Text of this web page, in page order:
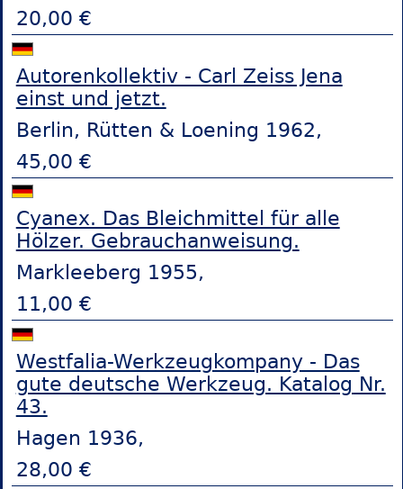
20,00 €
Autorenkollektiv - Carl Zeiss Jena
einst und jetzt.
Berlin, Rütten & Loening 1962,
45,00 €
Cyanex. Das Bleichmittel für alle
Hölzer. Gebrauchanweisung.
Markleeberg 1955,
11,00 €
Westfalia-Werkzeugkompany - Das
gute deutsche Werkzeug. Katalog Nr.
43.
Hagen 1936,
28,00 €